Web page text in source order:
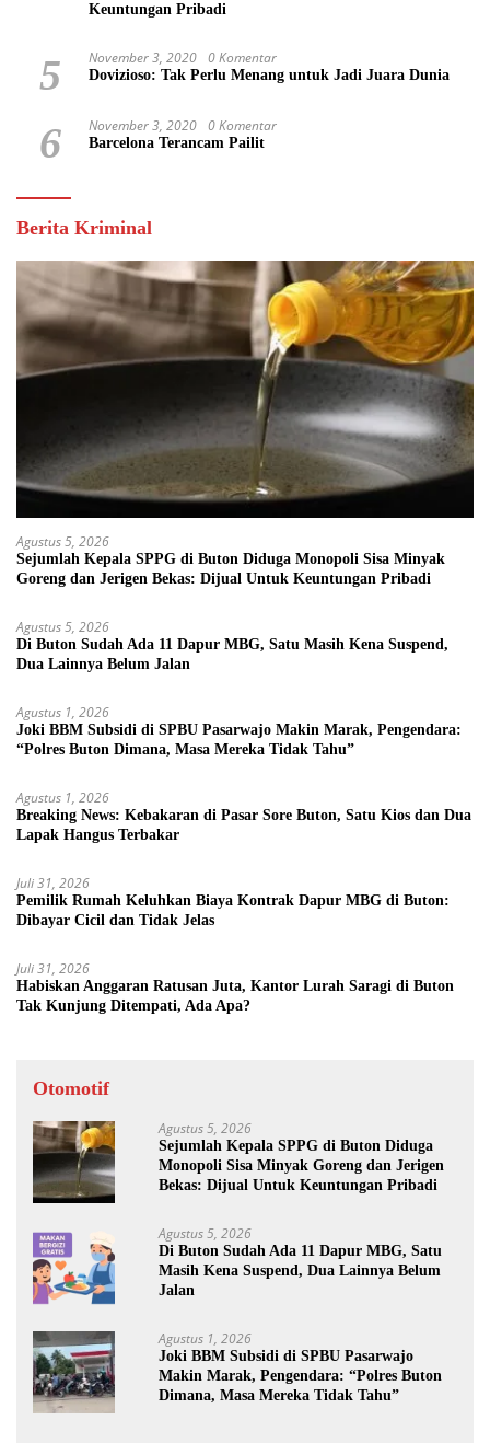
Keuntungan Pribadi
5 November 3, 2020 0 Komentar
Dovizioso: Tak Perlu Menang untuk Jadi Juara Dunia
6 November 3, 2020 0 Komentar
Barcelona Terancam Pailit
Berita Kriminal
Agustus 5, 2026
Sejumlah Kepala SPPG di Buton Diduga Monopoli Sisa Minyak
Goreng dan Jerigen Bekas: Dijual Untuk Keuntungan Pribadi
Agustus 5, 2026
Di Buton Sudah Ada 11 Dapur MBG, Satu Masih Kena Suspend,
Dua Lainnya Belum Jalan
Agustus 1, 2026
Joki BBM Subsidi di SPBU Pasarwajo Makin Marak, Pengendara:
“Polres Buton Dimana, Masa Mereka Tidak Tahu”
Agustus 1, 2026
Breaking News: Kebakaran di Pasar Sore Buton, Satu Kios dan Dua
Lapak Hangus Terbakar
Juli 31, 2026
Pemilik Rumah Keluhkan Biaya Kontrak Dapur MBG di Buton:
Dibayar Cicil dan Tidak Jelas
Juli 31, 2026
Habiskan Anggaran Ratusan Juta, Kantor Lurah Saragi di Buton
Tak Kunjung Ditempati, Ada Apa?
Otomotif
Agustus 5, 2026
Sejumlah Kepala SPPG di Buton Diduga
Monopoli Sisa Minyak Goreng dan Jerigen
Bekas: Dijual Untuk Keuntungan Pribadi
Agustus 5, 2026
Di Buton Sudah Ada 11 Dapur MBG, Satu
Masih Kena Suspend, Dua Lainnya Belum
Jalan
Agustus 1, 2026
Joki BBM Subsidi di SPBU Pasarwajo
Makin Marak, Pengendara: “Polres Buton
Dimana, Masa Mereka Tidak Tahu”